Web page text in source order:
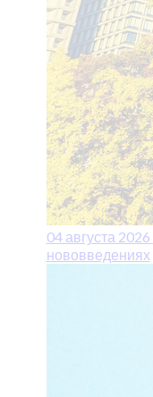
04 августа 2026
нововведениях